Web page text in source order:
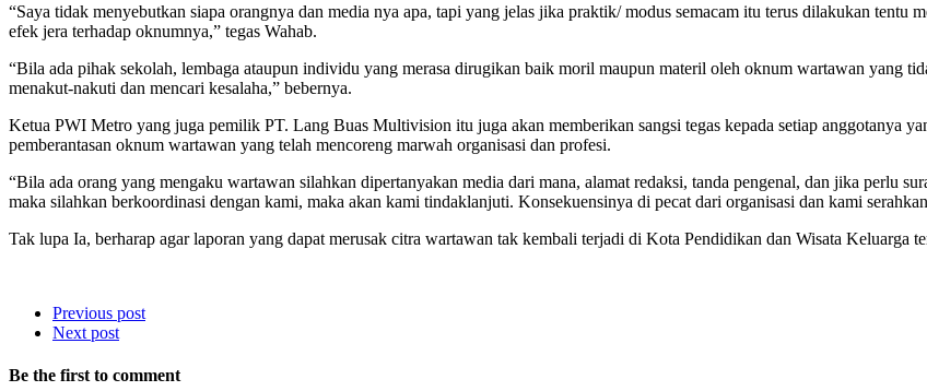
“Saya tidak menyebutkan siapa orangnya dan media nya apa, tapi yang jelas jika praktik/ modus semacam itu terus dilakukan tentu
efek jera terhadap oknumnya,” tegas Wahab.
“Bila ada pihak sekolah, lembaga ataupun individu yang merasa dirugikan baik moril maupun materil oleh oknum wartawan yang
menakut-nakuti dan mencari kesalaha,” bebernya.
Ketua PWI Metro yang juga pemilik PT. Lang Buas Multivision itu juga akan memberikan sangsi tegas kepada setiap anggotanya
pemberantasan oknum wartawan yang telah mencoreng marwah organisasi dan profesi.
“Bila ada orang yang mengaku wartawan silahkan dipertanyakan media dari mana, alamat redaksi, tanda pengenal, dan jika perlu
maka silahkan berkoordinasi dengan kami, maka akan kami tindaklanjuti. Konsekuensinya di pecat dari organisasi dan kami
Tak lupa Ia, berharap agar laporan yang dapat merusak citra wartawan tak kembali terjadi di Kota Pendidikan dan Wisata Keluarga
Previous post
Next post
Be the first to comment